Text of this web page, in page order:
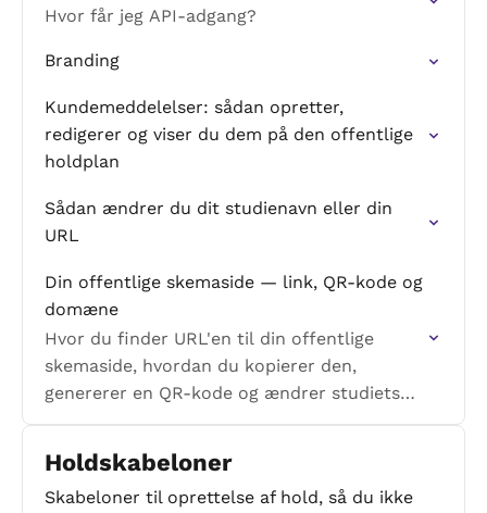
Hvor får jeg API-adgang?
Branding
Kundemeddelelser: sådan opretter,
redigerer og viser du dem på den offentlige
holdplan
Sådan ændrer du dit studienavn eller din
URL
Din offentlige skemaside — link, QR-kode og
domæne
Hvor du finder URL'en til din offentlige
skemaside, hvordan du kopierer den,
genererer en QR-kode og ændrer studiets
domæne
Holdskabeloner
Skabeloner til oprettelse af hold, så du ikke